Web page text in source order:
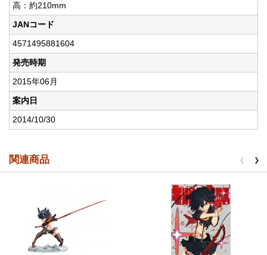
高：約210mm
JANコード
4571495881604
発売時期
2015年06月
案内日
2014/10/30
関連商品